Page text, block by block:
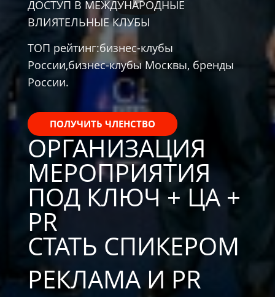
ДОСТУП В МЕЖДУНАРОДНЫЕ
ВЛИЯТЕЛЬНЫЕ КЛУБЫ
ТОП рейтинг:бизнес-клубы
России,бизнес-клубы Москвы, бренды
России.
ПОЛУЧИТЬ ЧЛЕНСТВО
ОРГАНИЗАЦИЯ
МЕРОПРИЯТИЯ
ПОД КЛЮЧ + ЦА +
PR
СТАТЬ СПИКЕРОМ
РЕКЛАМА И PR